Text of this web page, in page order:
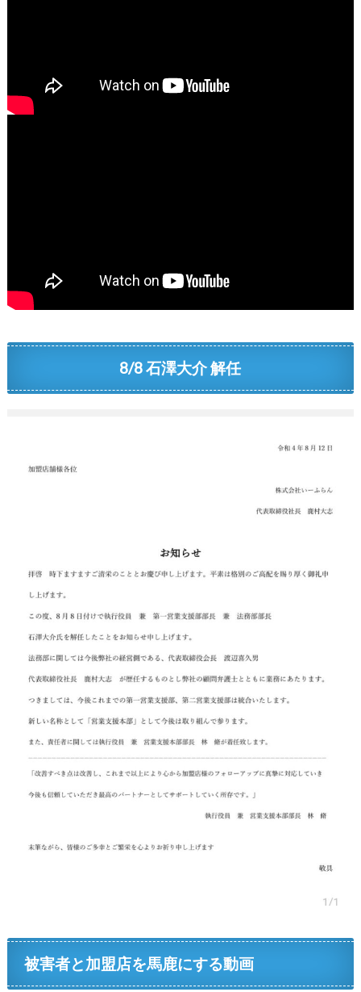
8/8 石澤大介 解任
被害者と加盟店を馬鹿にする動画